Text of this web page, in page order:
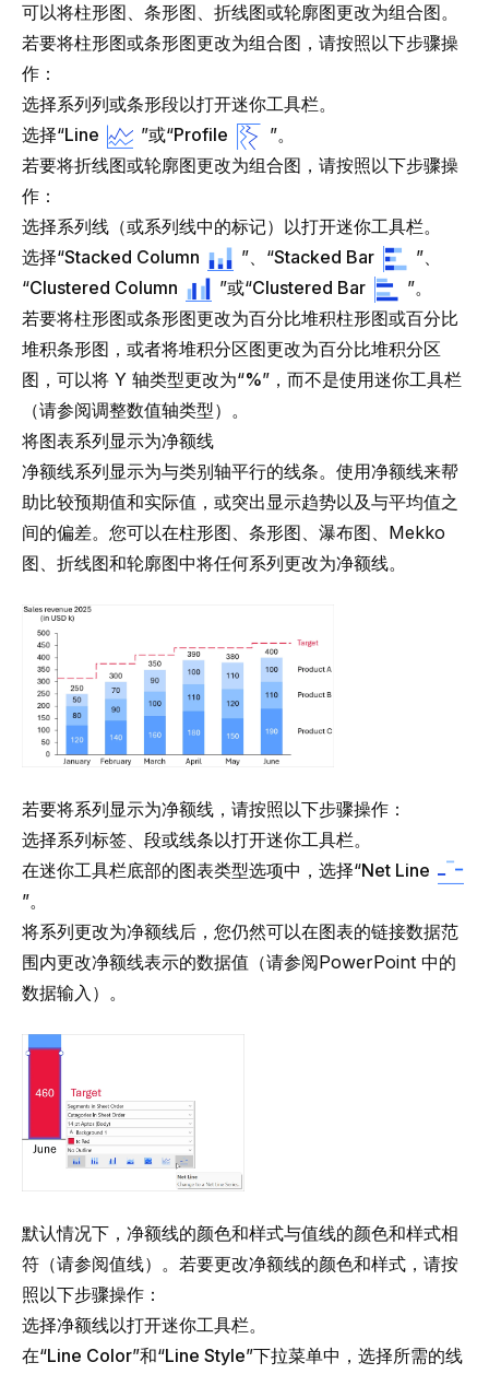
可以将柱形图、条形图、折线图或轮廓图更改为组合图。
若要将柱形图或条形图更改为组合图，请按照以下步骤操
作：
选择系列列或条形段以打开迷你工具栏。
选择“Line ”或“Profile
”。
若要将折线图或轮廓图更改为组合图，请按照以下步骤操
作：
选择系列线（或系列线中的标记）以打开迷你工具栏。
选择“Stacked Column ”、“Stacked Bar
”、
“Clustered Column ”或“Clustered Bar
”。
若要将柱形图或条形图更改为百分比堆积柱形图或百分比
堆积条形图，或者将堆积分区图更改为百分比堆积分区
图，可以将 Y 轴类型更改为“%”，而不是使用迷你工具栏
（请参阅调整数值轴类型）。
将图表系列显示为净额线
净额线系列显示为与类别轴平行的线条。使用净额线来帮
助比较预期值和实际值，或突出显示趋势以及与平均值之
间的偏差。您可以在柱形图、条形图、瀑布图、Mekko
图、折线图和轮廓图中将任何系列更改为净额线。
若要将系列显示为净额线，请按照以下步骤操作：
选择系列标签、段或线条以打开迷你工具栏。
在迷你工具栏底部的图表类型选项中，选择“Net Line
”。
将系列更改为净额线后，您仍然可以在图表的链接数据范
围内更改净额线表示的数据值（请参阅PowerPoint 中的
数据输入 ）。
默认情况下，净额线的颜色和样式与值线的颜色和样式相
符（请参阅值线）。若要更改净额线的颜色和样式，请按
照以下步骤操作：
选择净额线以打开迷你工具栏。
在“Line Color”和“Line Style”下拉菜单中，选择所需的线